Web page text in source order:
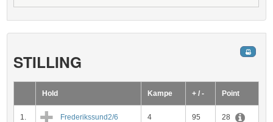
STILLING
Hold Kampe + / - Point
1. Frederikssund2/6 4 95 28